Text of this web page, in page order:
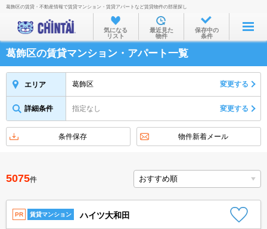
お部屋を探す
沿線・駅から
住所から
物件特集から
不動産会社から
TOP
葛飾区の賃貸・不動産情報で賃貸マンション・賃貸アパートなど賃貸物件の部屋探し
気になる
リスト
最近見た
物件
保存中の
条件
葛飾区の賃貸マンション・アパート一覧
エリア 葛飾区 変更する
詳細条件 指定なし 変更する
条件保存 物件新着メール
5075件
PR 賃貸マンション ハイツ大和田